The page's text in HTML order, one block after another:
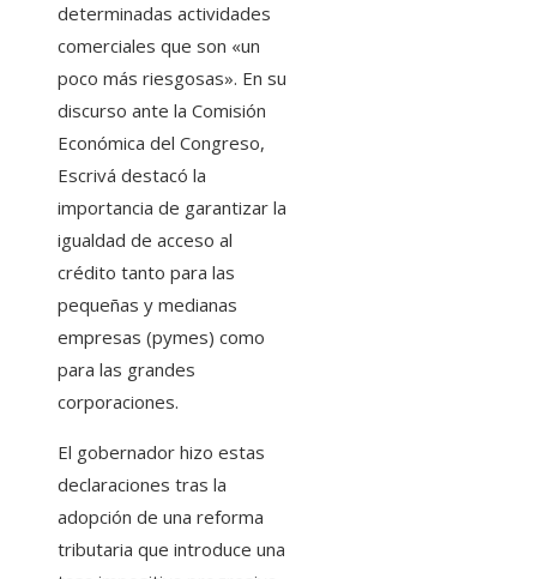
determinadas actividades
comerciales que son «un
poco más riesgosas». En su
discurso ante la Comisión
Económica del Congreso,
Escrivá destacó la
importancia de garantizar la
igualdad de acceso al
crédito tanto para las
pequeñas y medianas
empresas (pymes) como
para las grandes
corporaciones.
El gobernador hizo estas
declaraciones tras la
adopción de una reforma
tributaria que introduce una